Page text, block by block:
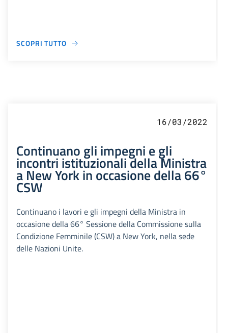
SCOPRI TUTTO
16/03/2022
Continuano gli impegni e gli
incontri istituzionali della Ministra
a New York in occasione della 66°
CSW
Continuano i lavori e gli impegni della Ministra in
occasione della 66° Sessione della Commissione sulla
Condizione Femminile (CSW) a New York, nella sede
delle Nazioni Unite.